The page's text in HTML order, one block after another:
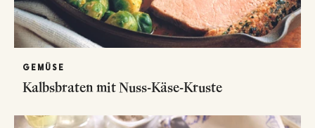
GEMÜSE
Kalbsbraten mit Nuss-Käse-Kruste